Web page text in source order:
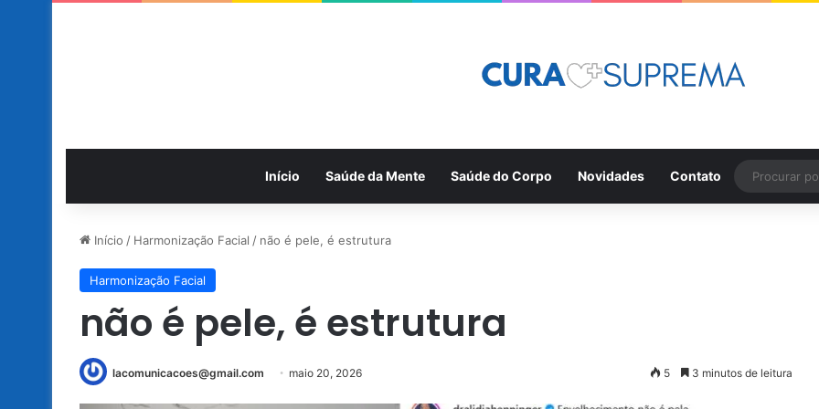
Início Saúde da Mente Saúde do Corpo Novidades Contato
Início / Harmonização Facial / não é pele, é estrutura
Harmonização Facial
não é pele, é estrutura
lacomunicacoes@gmail.com maio 20, 2026 5 3 minutos de leitura